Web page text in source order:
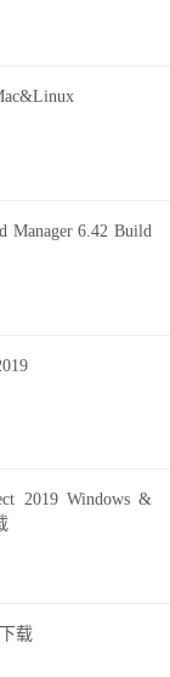
Manager 6.42 Build
2019 Windows &
载